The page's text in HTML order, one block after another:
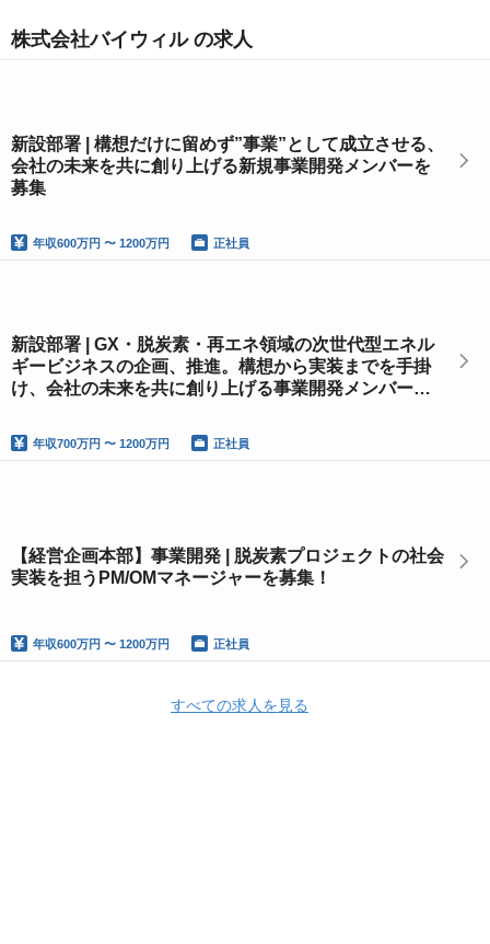
株式会社バイウィル の求人
新設部署 | 構想だけに留めず”事業”として成立させる、
会社の未来を共に創り上げる新規事業開発メンバーを
募集
年収600万円 〜 1200万円 正社員
新設部署 | GX・脱炭素・再エネ領域の次世代型エネル
ギービジネスの企画、推進。構想から実装までを手掛
け、会社の未来を共に創り上げる事業開発メンバーを
年収700万円 〜 1200万円 正社員
【経営企画本部】事業開発 | 脱炭素プロジェクトの社会
実装を担うPM/OMマネージャーを募集！
年収600万円 〜 1200万円 正社員
すべての求人を見る